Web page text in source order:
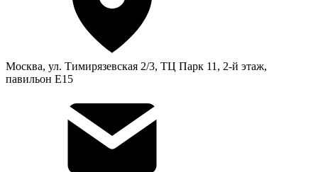
Москва, ул. Тимирязевская 2/3, ТЦ Парк 11, 2-й этаж,
павильон Е15